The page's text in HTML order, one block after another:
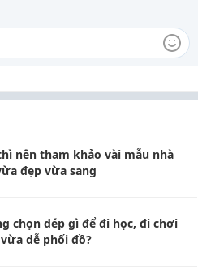
nên tham khảo vài mẫu nhà
đẹp vừa sang
chọn dép gì để đi học, đi chơi
dễ phối đồ?